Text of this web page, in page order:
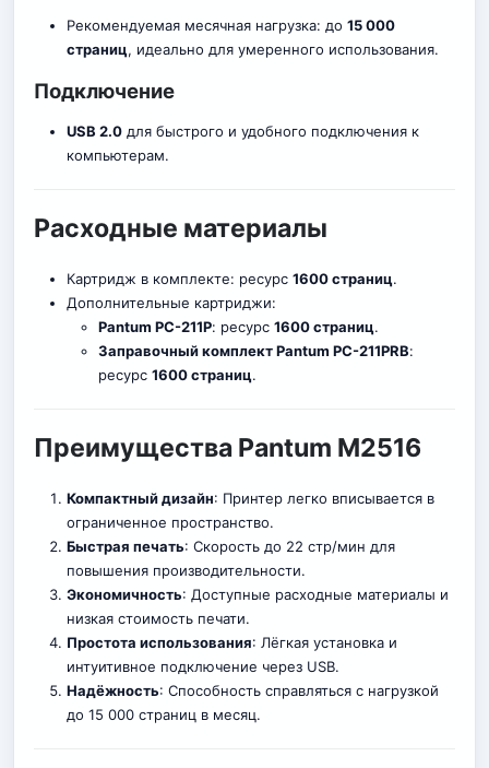
Рекомендуемая месячная нагрузка: до 15 000
страниц, идеально для умеренного использования.
Подключение
USB 2.0для быстрого и удобного подключения к
компьютерам.
Расходные материалы
Картридж в комплекте: ресурс 1600 страниц.
Дополнительные картриджи:
Pantum PC-211P: ресурс1600 страниц.
Заправочный комплект Pantum PC-211PRB:
ресурс1600 страниц.
Преимущества Pantum M2516
Компактный дизайн: Принтер легко вписывается в
ограниченное пространство.
Быстрая печать: Скорость до 22 стр/мин для
повышения производительности.
Экономичность: Доступные расходные материалы и
низкая стоимость печати.
Простота использования: Лёгкая установка и
интуитивное подключение через USB.
Надёжность: Способность справляться с нагрузкой
до 15 000 страниц в месяц.